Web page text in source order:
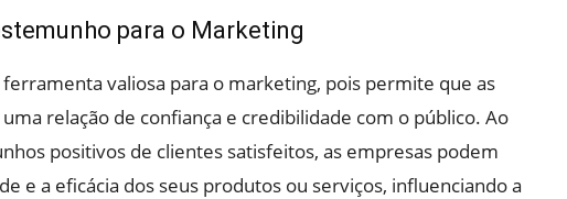
para o Marketing
valiosa para o marketing, pois permite que as
relação de confiança e credibilidade com o público. Ao
positivos de clientes satisfeitos, as empresas podem
e a eficácia dos seus produtos ou serviços, influenciando a